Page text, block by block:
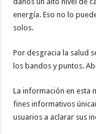
energía. Eso no lo
solos.
Por desgracia la salud
los bandos y puntos.
La información en esta
fines informativos
usuarios a aclarar sus